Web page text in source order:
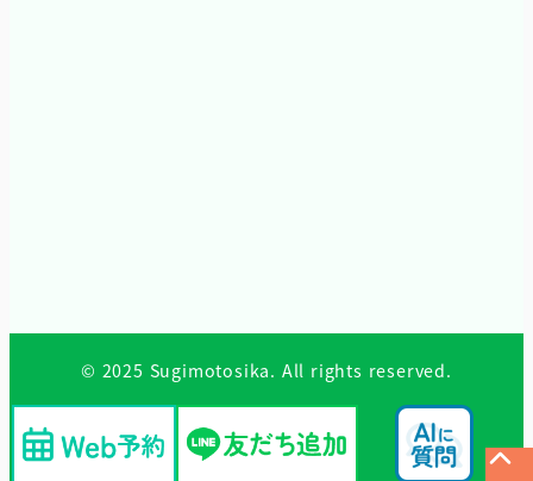
© 2025 Sugimotosika. All rights reserved.